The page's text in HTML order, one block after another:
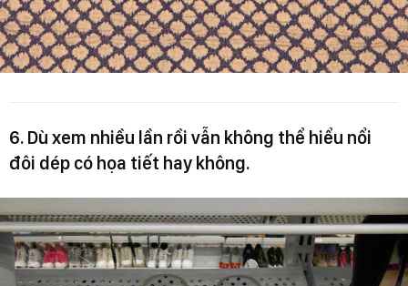
6. Dù xem nhiều lần rồi vẫn không thể hiểu nổi
đôi dép có họa tiết hay không.